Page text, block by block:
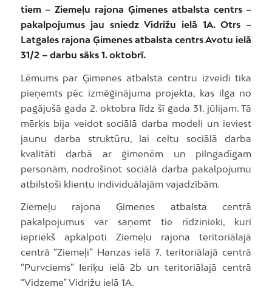
tiem – Ziemeļu rajona Ģimenes atbalsta centrs –
pakalpojumus jau sniedz Vidrižu ielā 1A. Otrs –
Latgales rajona Ģimenes atbalsta centrs Avotu ielā
31/2 – darbu sāks 1. oktobrī.
Lēmums par Ģimenes atbalsta centru izveidi tika
pieņemts pēc izmēģinājuma projekta, kas ilga no
pagājušā gada 2. oktobra līdz šī gada 31. jūlijam. Tā
mērķis bija veidot sociālā darba modeli un ieviest
jaunu darba struktūru, lai celtu sociālā darba
kvalitāti darbā ar ģimenēm un pilngadīgam
personām, nodrošinot sociālā darba pakalpojumu
atbilstoši klientu individuālajām vajadzībām.
Ziemeļu rajona Ģimenes atbalsta centrā
pakalpojumus var saņemt tie rīdzinieki, kuri
iepriekš apkalpoti Ziemeļu rajona teritoriālajā
centrā “Ziemeļi” Hanzas ielā 7, teritoriālajā centrā
“Purvciems” Ieriķu ielā 2b un teritoriālajā centrā
“Vidzeme” Vidrižu ielā 1A.